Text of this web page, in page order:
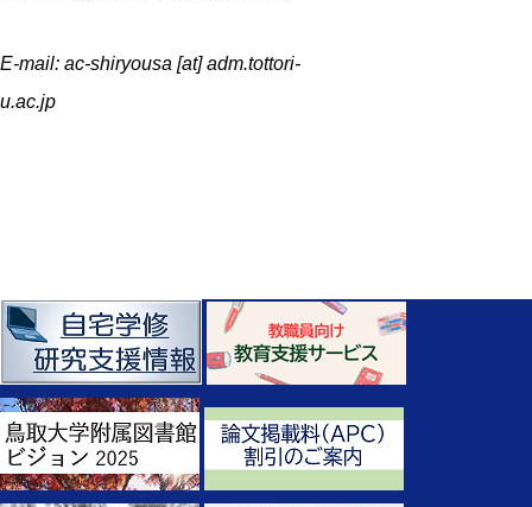
E-mail: ac-shiryousa [at] adm.tottori-
u.ac.jp